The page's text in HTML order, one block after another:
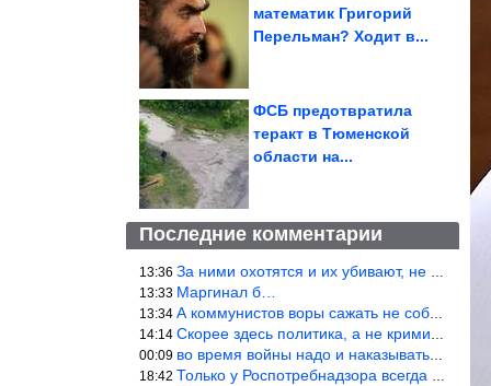
математик Григорий
Перельман? Ходит в...
ФСБ предотвратила
теракт в Тюменской
области на...
Последние комментарии
13:36 За ними охотятся и их убивают, не ужели не понял?
13:33 Маргинал б…
13:34 А коммунистов воры сажать не собираются ???
14:14 Скорее здесь политика, а не криминал. Хотя эти два понятия начин
00:09 во время войны надо и наказывать по законам военного времени, а
18:42 Только у Роспотребнадзора всегда и все в порядке! Когда касается